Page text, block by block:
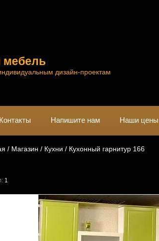
мебель
дизайн-проектам
Контакты Напишите нам Наши цены
/ Магазин / Кухни / Кухонный гарнитур 166
1